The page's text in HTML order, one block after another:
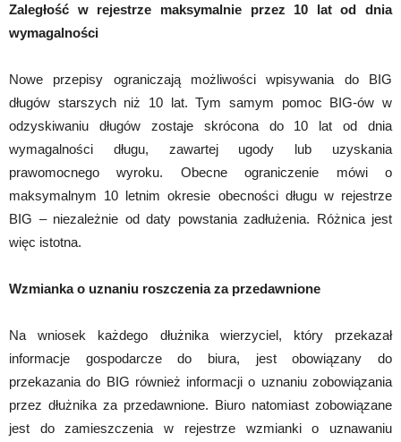
Zaległość w rejestrze maksymalnie przez 10 lat od dnia
wymagalności
Nowe przepisy ograniczają możliwości wpisywania do BIG
długów starszych niż 10 lat. Tym samym pomoc BIG-ów w
odzyskiwaniu długów zostaje skrócona do 10 lat od dnia
wymagalności długu, zawartej ugody lub uzyskania
prawomocnego wyroku. Obecne ograniczenie mówi o
maksymalnym 10 letnim okresie obecności długu w rejestrze
BIG – niezależnie od daty powstania zadłużenia. Różnica jest
więc istotna.
Wzmianka o uznaniu roszczenia za przedawnione
Na wniosek każdego dłużnika wierzyciel, który przekazał
informacje gospodarcze do biura, jest obowiązany do
przekazania do BIG również informacji o uznaniu zobowiązania
przez dłużnika za przedawnione. Biuro natomiast zobowiązane
jest do zamieszczenia w rejestrze wzmianki o uznawaniu